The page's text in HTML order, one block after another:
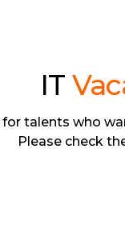
IT
for talents who
Please check